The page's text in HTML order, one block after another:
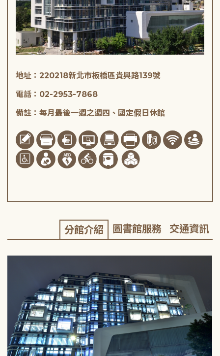
地址：220218新北市板橋區貴興路139號
電話：02-2953-7868
備註：每月最後一週之週四、國定假日休館
分館介紹 圖書館服務 交通資訊